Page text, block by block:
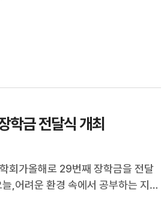
육과 2개 대학병원 설립에 대해 정
학금 전달식 개최
회가올해로 29번째 장학금을 전달
,어려운 환경 속에서 공부하는 지역
업 이윤을 사회에 환원한다는 이념